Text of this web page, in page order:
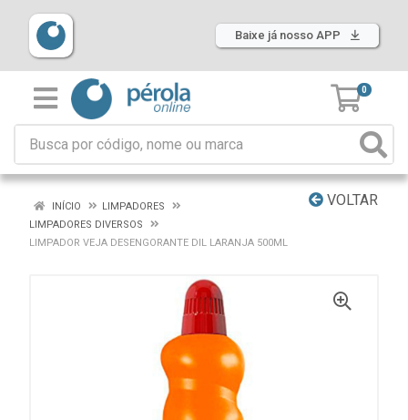
Baixe já nosso APP
0
VOLTAR
INÍCIO
LIMPADORES
LIMPADORES DIVERSOS
LIMPADOR VEJA DESENGORANTE DIL LARANJA 500ML